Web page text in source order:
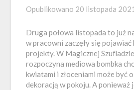
Opublikowano 20 listopada 2021
Druga połowa listopada to już
w pracowni zaczęły się
projekty. W Magicznej
rozpoczyna mediowa bombka
kwiatami i złoceniami może być
dekoracją w pokoju. A ponieważ